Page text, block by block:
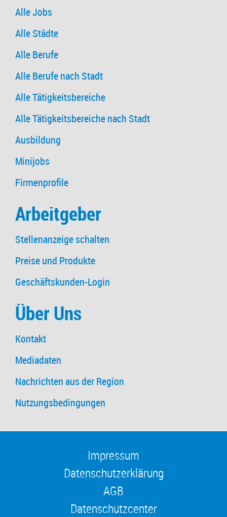
Alle Jobs
Alle Städte
Alle Berufe
Alle Berufe nach Stadt
Alle Tätigkeitsbereiche
Alle Tätigkeitsbereiche nach Stadt
Ausbildung
Minijobs
Firmenprofile
Arbeitgeber
Stellenanzeige schalten
Preise und Produkte
Geschäftskunden-Login
Über Uns
Kontakt
Mediadaten
Nachrichten aus der Region
Nutzungsbedingungen
Impressum
Datenschutzerklärung
AGB
Datenschutzcenter